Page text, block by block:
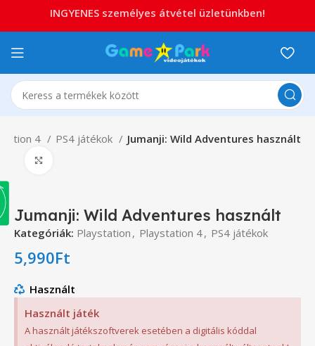
4 PS4 játékok Jumanji: Wild Adventures használt
Jumanji: Wild Adventures használt
Kategóriák: Playstation , Playstation 4, PS4 játékok
5,990Ft
Használt
Használt játék
A használt játékszoftverek esetében a digitális kóddal
INGYENES személyes átvétel üzletünkben!